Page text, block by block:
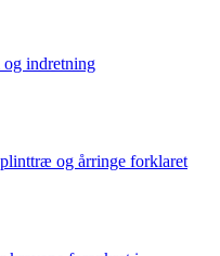
og indretning
og årringe forklaret